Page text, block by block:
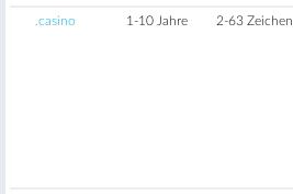
.casino 1-10 Jahre 2-63 Zeichen